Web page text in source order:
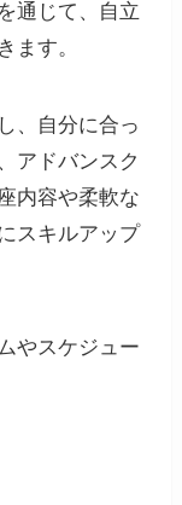
通じて、自立
ます。
、自分に合っ
アドバンスク
内容や柔軟な
スキルアップ
やスケジュー